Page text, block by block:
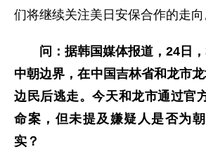
们将继续关注美日安保合作的走向
问：据韩国媒体报道，24日
中朝边界，在中国吉林省和龙市
边民后逃走。今天和龙市通过官
命案， 但未提及 嫌疑人是否为
实？